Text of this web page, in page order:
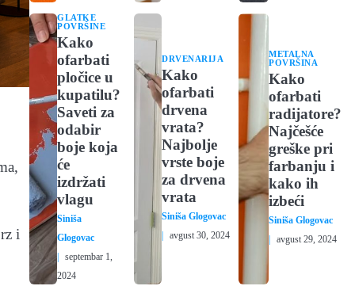
i
GLATKE
POVRŠINE
Kako
ofarbati
pločice u
kupatilu?
Saveti za
odabir
boje koja
će
izdržati
vlagu
Siniša
Glogovac
septembar 1,
2024
DRVENARIJA
Kako
ofarbati
drvena
vrata?
Najbolje
vrste boje
za drvena
vrata
Siniša Glogovac
avgust 30, 2024
METALNA
POVRŠINA
Kako
ofarbati
radijatore?
Najčešće
greške pri
farbanju i
kako ih
izbeći
Siniša Glogovac
avgust 29, 2024